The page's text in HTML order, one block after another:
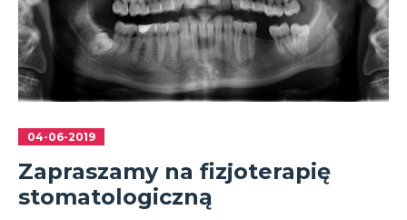
04-06-2019
Zapraszamy na fizjoterapię
stomatologiczną